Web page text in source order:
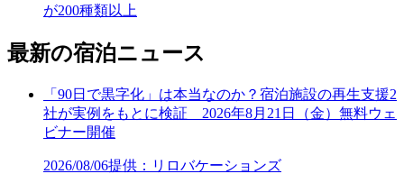
が200種類以上
最新の宿泊ニュース
「90日で黒字化」は本当なのか？宿泊施設の再生支援2
社が実例をもとに検証 2026年8月21日（金）無料ウェ
ビナー開催
2026/08/06提供：リロバケーションズ